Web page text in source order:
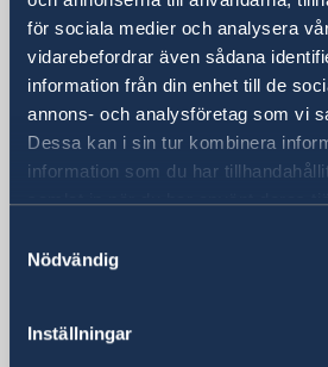
för sociala medier och analysera
vidarebefordrar även sådana
information från din enhet till de
annons- och analysföretag som vi
Dessa kan i sin tur kombinera
information som du har
samlat in när du har använt deras
Nödvändig
Inställningar
Telefonnummer
Allmänna förfrågningar
+86 21 5359 9610
Visum- och
+86 21 5359 9639
Fax
+86 21 5359 9633
Allmänna förfrågningar
Visum- och